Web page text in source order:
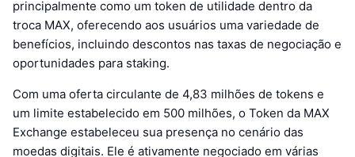
principalmente como um token de utilidade dentro da
troca MAX, oferecendo aos usuários uma variedade de
benefícios, incluindo descontos nas taxas de negociação e
oportunidades para staking.
Com uma oferta circulante de 4,83 milhões de tokens e
um limite estabelecido em 500 milhões, o Token da MAX
Exchange estabeleceu sua presença no cenário das
moedas digitais. Ele é ativamente negociado em várias